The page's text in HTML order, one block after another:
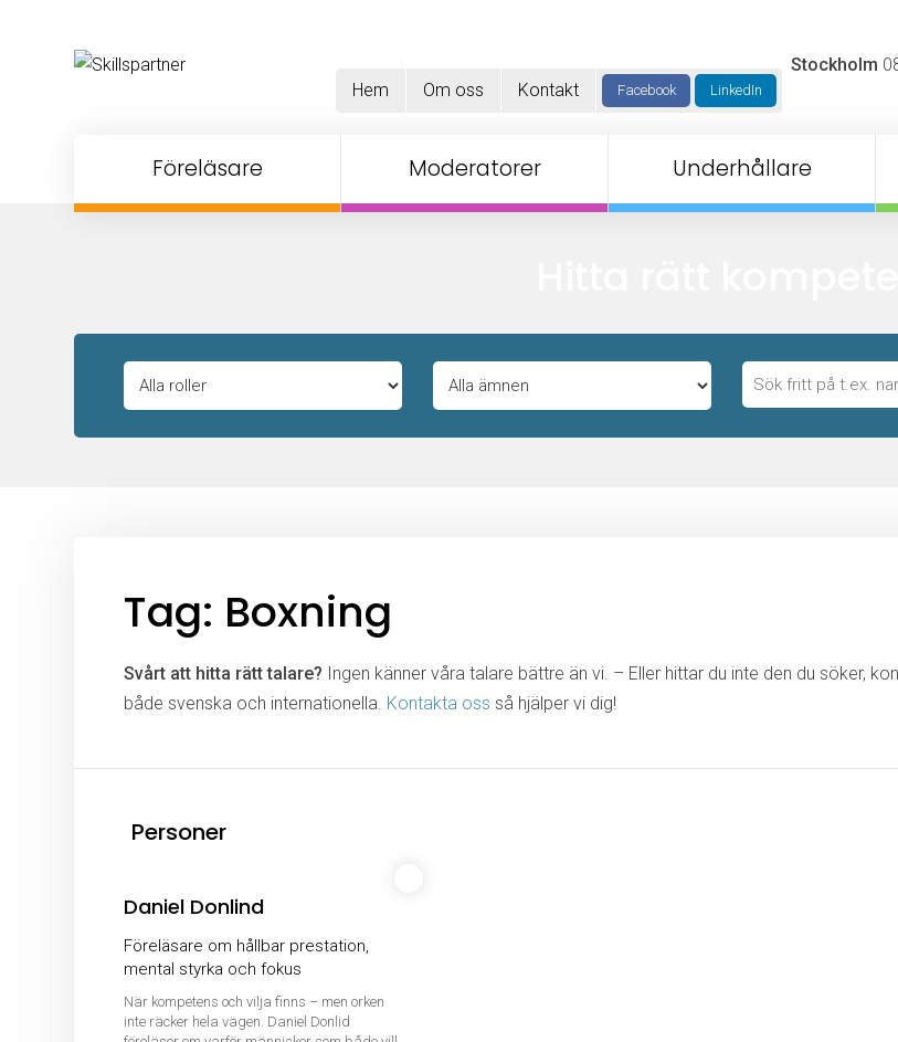
Stockholm
Hem
Om oss Kontakt Facebook LinkedIn
Föreläsare Moderatorer Underhållare
Tag: Boxning
Svårt att hitta rätt talare? Ingen känner våra talare bättre än vi. – Eller hittar du inte den du söker,
både svenska och internationella. Kontakta oss så hjälper vi dig!
Personer
Daniel Donlind
Föreläsare om hållbar prestation,
mental styrka och fokus
När kompetens och vilja finns – men orken
inte räcker hela vägen. Daniel Donlid